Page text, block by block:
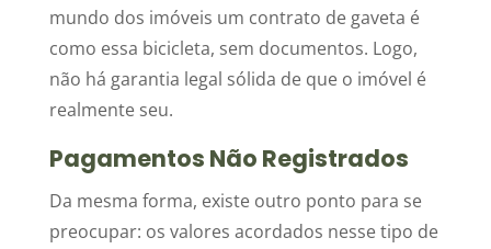
mundo dos imóveis um contrato de gaveta é
como essa bicicleta, sem documentos. Logo,
não há garantia legal sólida de que o imóvel é
realmente seu.
Pagamentos Não Registrados
Da mesma forma, existe outro ponto para se
preocupar: os valores acordados nesse tipo de